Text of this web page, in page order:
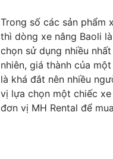
nâng
Baoli
cũ
đảm
bảo
chính
hãng
Trong số các sản phẩm
thì dòng xe nâng Baoli
chọn sử dụng nhiều
nhiên, giá thành của
là khá đắt nên nhiều
vị lựa chọn một chiếc
đơn vị MH Rental để